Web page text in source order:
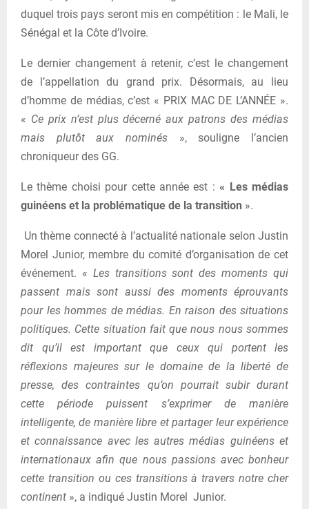
duquel trois pays seront mis en compétition : le Mali, le
Sénégal et la Côte d’Ivoire.
Le dernier changement à retenir, c’est le changement
de l’appellation du grand prix. Désormais, au lieu
d’homme de médias, c’est « PRIX MAC DE L’ANNÉE ».
« Ce prix n’est plus décerné aux patrons des médias
mais plutôt aux nominés », souligne l’ancien
chroniqueur des GG.
Le thème choisi pour cette année est : « Les médias
guinéens et la problématique de la transition ».
Un thème connecté à l’actualité nationale selon Justin
Morel Junior, membre du comité d’organisation de cet
événement. « Les transitions sont des moments qui
passent mais sont aussi des moments éprouvants
pour les hommes de médias. En raison des situations
politiques. Cette situation fait que nous nous sommes
dit qu’il est important que ceux qui portent les
réflexions majeures sur le domaine de la liberté de
presse, des contraintes qu’on pourrait subir durant
cette période puissent s’exprimer de manière
intelligente, de manière libre et partager leur expérience
et connaissance avec les autres médias guinéens et
internationaux afin que nous passions avec bonheur
cette transition ou ces transitions à travers notre cher
continent », a indiqué Justin Morel Junior.